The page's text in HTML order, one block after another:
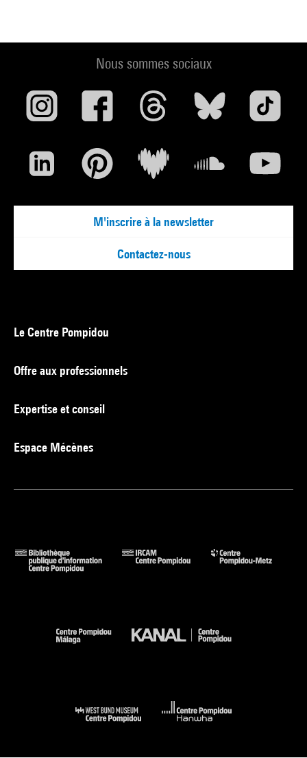
Nous sommes sociaux
M'inscrire à la newsletter
Contactez-nous
Le Centre Pompidou
Offre aux professionnels
Expertise et conseil
Espace Mécènes